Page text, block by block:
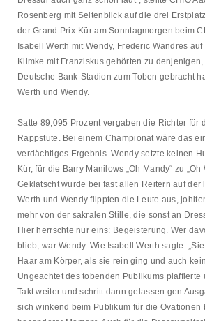
Rosenberg mit Seitenblick auf die drei
der Grand Prix-Kür am Sonntagmorgen beim
Isabell Werth mit Wendy, Frederic Wandres
Klimke mit Franziskus gehörten zu
Deutsche Bank-Stadion zum Toben gebracht
Werth und Wendy.
Satte 89,095 Prozent vergaben die Richter für
Rappstute. Bei einem Championat wäre das
verdächtiges Ergebnis. Wendy setzte keinen
Kür, für die Barry Manilows „Oh Mandy“ zu „Oh
Geklatscht wurde bei fast allen Reitern auf der
Werth und Wendy flippten die Leute aus,
mehr von der sakralen Stille, die sonst an
Hier herrschte nur eins: Begeisterung. Wer
blieb, war Wendy. Wie Isabell Werth sagte:
Haar am Körper, als sie rein ging und auch
Ungeachtet des tobenden Publikums piaffierte
Takt weiter und schritt dann gelassen gen
sich winkend beim Publikum für die Ovationen